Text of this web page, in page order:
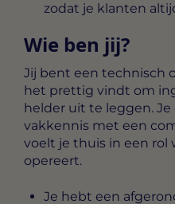
zodat je klanten
Wie ben jij?
Jij bent een technisch
het prettig vindt om
helder uit te leggen.
vakkennis met een
voelt je thuis in een rol
opereert.
Je hebt een